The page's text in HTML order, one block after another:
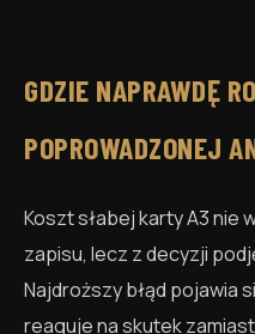
GDZIE NAPRAWDĘ
POPROWADZONEJ
Koszt słabej karty A3 nie
zapisu, lecz z decyzji
Najdroższy błąd pojawia
reaguje na skutek